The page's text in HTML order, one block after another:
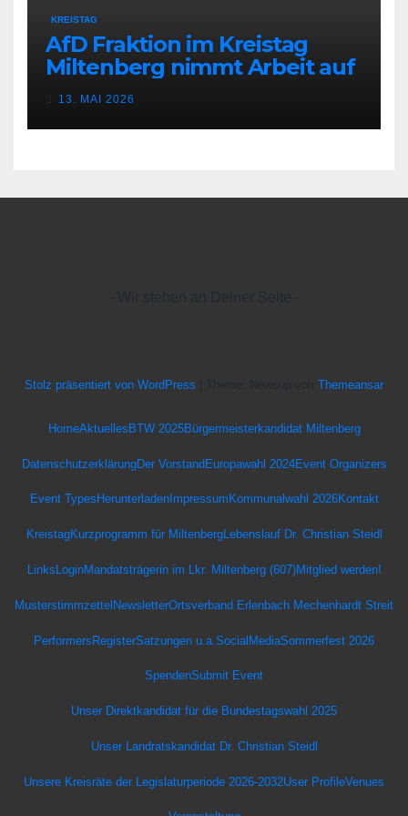
KREISTAG
AfD Fraktion im Kreistag
Miltenberg nimmt Arbeit auf
13. MAI 2026
Stolz präsentiert von WordPress Themeansar
HomeAktuelles BTW 2025Bürgermeisterkandidat Miltenberg
Datenschutz­erklärungDer VorstandEuropawahl 2024Event Organizers
Event Types HerunterladenImpressum Kommunalwahl 2026Kontakt
KreistagKurzprogramm für MiltenbergLebenslauf Dr. Christian Steidl
Links LoginMandatsträgerin im Lkr. Miltenberg (607)Mitglied werden!
Musterstimmzettel NewsletterOrtsverband Erlenbach Mechenhardt Streit
PerformersRegisterSatzungen u.a. SocialMediaSommerfest 2026
SpendenSubmit Event
Unser Direktkandidat für die Bundestagswahl 2025
Unser Landratskandidat Dr. Christian Steidl
Unsere Kreisräte der Legislaturperiode 2026-2032User ProfileVenues